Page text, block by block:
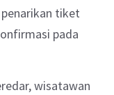
tiket
pada
wisatawan